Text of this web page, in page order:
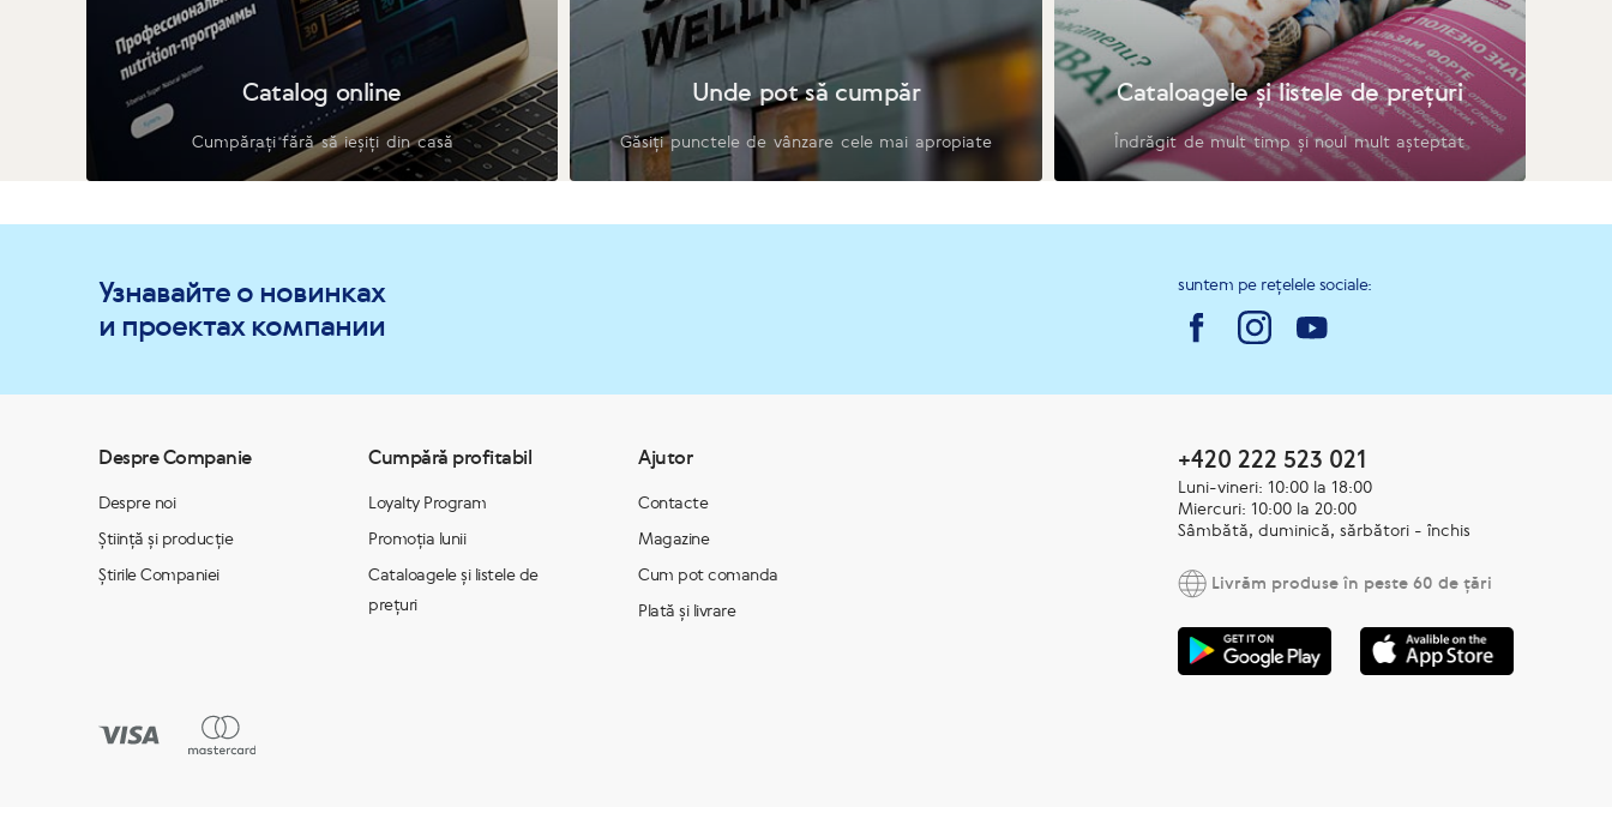
Catalog online
Cumpărați fără să ieșiți din casă
Unde pot să cumpăr
Găsiți punctele de vânzare cele mai apropiate
Cataloagele și listele de prețuri
Îndrăgit de mult timp și noul mult așteptat
Узнавайте о новинках
и проектах компании
suntem pe rețelele sociale:
Despre Companie
Despre noi
Știință și producție
Știrile Companiei
Cumpără profitabil
Loyalty Program
Promoția lunii
Cataloagele și listele de
prețuri
Ajutor
Contacte
Magazine
Cum pot comanda
Plată și livrare
+420 222 523 021
Luni-vineri: 10:00 la 18:00
Miercuri: 10:00 la 20:00
Sâmbătă, duminică, sărbători - închis
Livrăm produse în peste 60 de țări